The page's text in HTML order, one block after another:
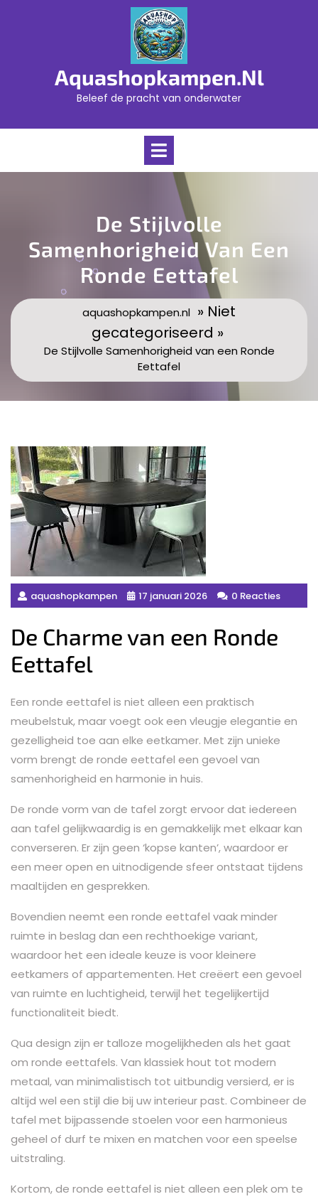
Aquashopkampen.nl
Beleef de pracht van onderwater
Open
De Stijlvolle
Samenhorigheid Van Een
Ronde Eettafel
aquashopkampen.nl » Niet
gecategoriseerd »
De Stijlvolle Samenhorigheid van een Ronde
Eettafel
aquashopkampen 17 januari 2026 0 Reacties
De Charme van een Ronde
Eettafel
Een ronde eettafel is niet alleen een praktisch
meubelstuk, maar voegt ook een vleugje elegantie en
gezelligheid toe aan elke eetkamer. Met zijn unieke
vorm brengt de ronde eettafel een gevoel van
samenhorigheid en harmonie in huis.
De ronde vorm van de tafel zorgt ervoor dat iedereen
aan tafel gelijkwaardig is en gemakkelijk met elkaar kan
converseren. Er zijn geen ‘kopse kanten’, waardoor er
een meer open en uitnodigende sfeer ontstaat tijdens
maaltijden en gesprekken.
Bovendien neemt een ronde eettafel vaak minder
ruimte in beslag dan een rechthoekige variant,
waardoor het een ideale keuze is voor kleinere
eetkamers of appartementen. Het creëert een gevoel
van ruimte en luchtigheid, terwijl het tegelijkertijd
functionaliteit biedt.
Qua design zijn er talloze mogelijkheden als het gaat
om ronde eettafels. Van klassiek hout tot modern
metaal, van minimalistisch tot uitbundig versierd, er is
altijd wel een stijl die bij uw interieur past. Combineer de
tafel met bijpassende stoelen voor een harmonieus
geheel of durf te mixen en matchen voor een speelse
uitstraling.
Kortom, de ronde eettafel is niet alleen een plek om te